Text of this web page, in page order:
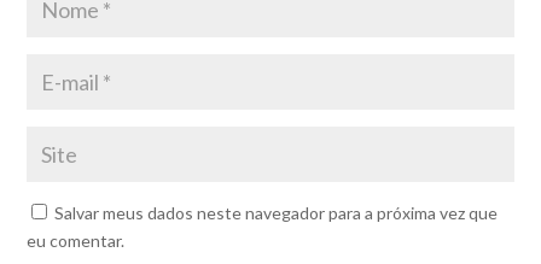
Salvar meus dados neste navegador para a próxima vez que
eu comentar.